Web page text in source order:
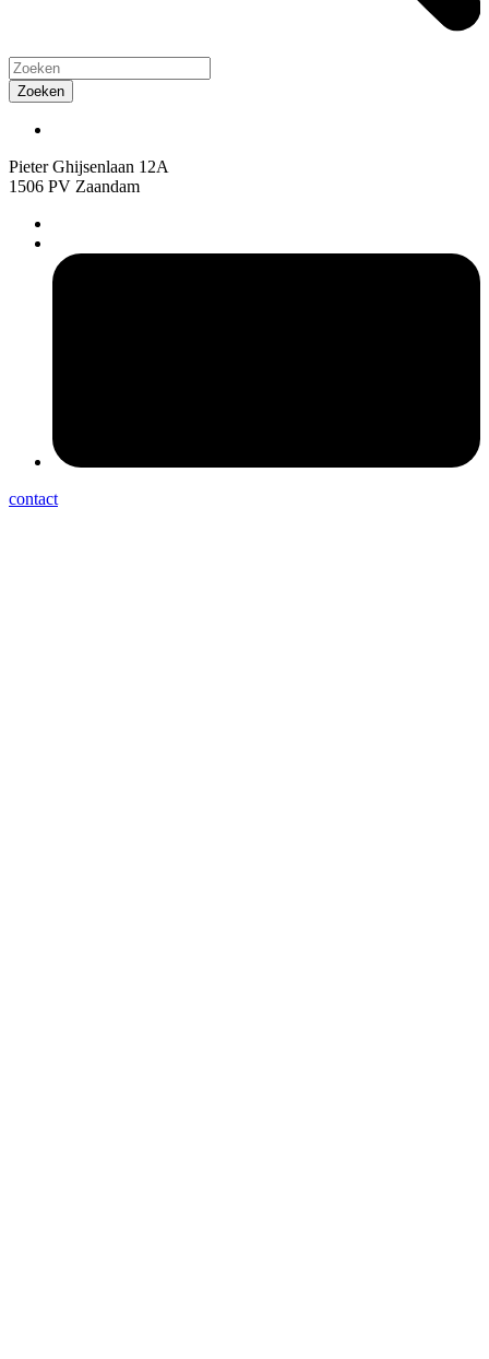
Pieter Ghijsenlaan 12A
1506 PV Zaandam
contact